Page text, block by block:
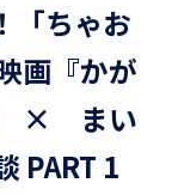
「ちゃお
画『かが
× まい
PART 1